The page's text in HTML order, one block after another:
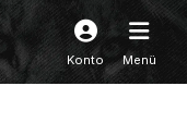
Konto Menü